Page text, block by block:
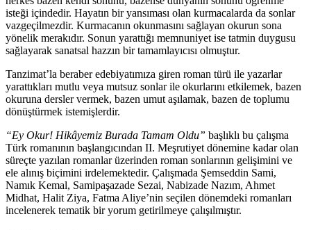
isteği içindedir. Hayatın bir yansıması olan kurmacalarda da sonlar
vazgeçilmezdir. Kurmacanın okunmasını sağlayan okurun sona
yönelik merakıdır. Sonun yarattığı memnuniyet ise tatmin duygusu
sağlayarak sanatsal hazzın bir tamamlayıcısı olmuştur.
Tanzimat’la beraber edebiyatımıza giren roman türü ile yazarlar
yarattıkları mutlu veya mutsuz sonlar ile okurlarını etkilemek, bazen
okuruna dersler vermek, bazen umut aşılamak, bazen de toplumu
dönüştürmek istemişlerdir.
“Ey Okur! Hikâyemiz Burada Tamam Oldu” başlıklı bu çalışma
Türk romanının başlangıcından II. Meşrutiyet dönemine kadar olan
süreçte yazılan romanlar üzerinden roman sonlarının gelişimini ve
ele alınış biçimini irdelemektedir. Çalışmada Şemseddin Sami,
Namık Kemal, Samipaşazade Sezai, Nabizade Nazım, Ahmet
Midhat, Halit Ziya, Fatma Aliye’nin seçilen dönemdeki romanları
incelenerek tematik bir yorum getirilmeye çalışılmıştır.